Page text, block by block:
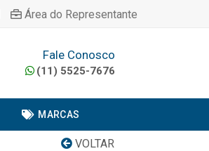
Área do Representante
Fale Conosco
(11) 5525-7676
MARCAS
VOLTAR